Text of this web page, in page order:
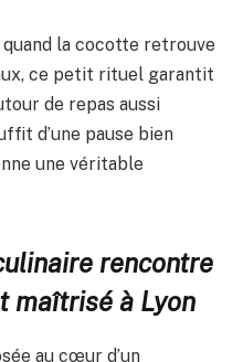
quand la cocotte retrouve
ce petit rituel garantit
de repas aussi
d’une pause bien
une véritable
rencontre
maîtrisé à Lyon
au cœur d’un